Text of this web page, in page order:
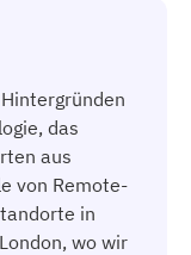
das
aus
von Remote-
in
wo wir